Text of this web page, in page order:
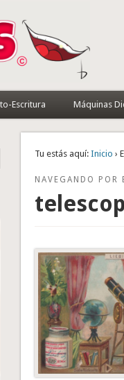
Escritura Máquinas
Tu estás aquí: Inicio ›
NAVEGANDO POR